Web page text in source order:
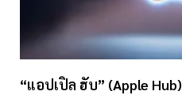
“แอปเปิล ฮับ” (Apple Hub)